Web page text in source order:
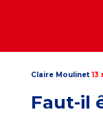
Claire Moulinet 13
Faut-il